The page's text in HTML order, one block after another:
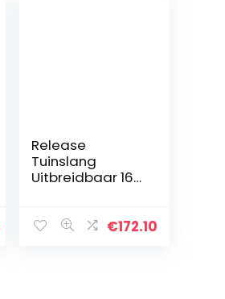
Release
Tuinslang
Uitbreidbaar 16-
Plastic Pijp €172.10